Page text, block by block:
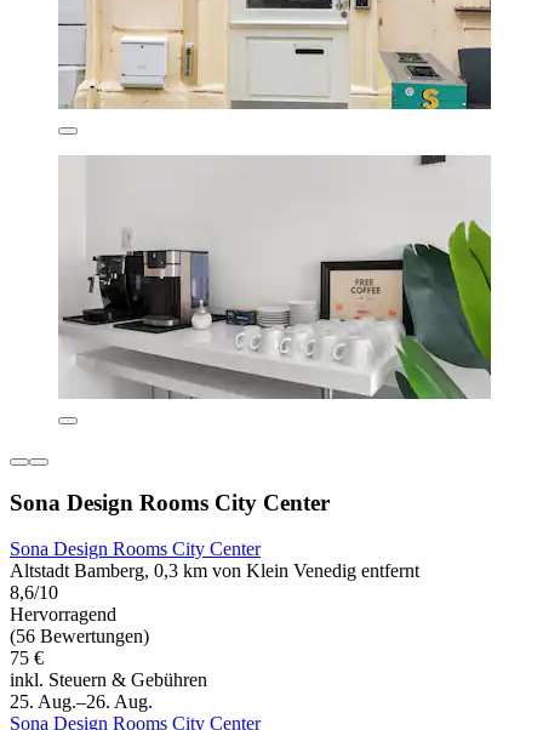
Sona Design Rooms City Center
Sona Design Rooms City Center
Altstadt Bamberg, 0,3 km von Klein Venedig entfernt
8,6/10
Hervorragend
(56 Bewertungen)
75 €
inkl. Steuern & Gebühren
25. Aug.–26. Aug.
Sona Design Rooms City Center